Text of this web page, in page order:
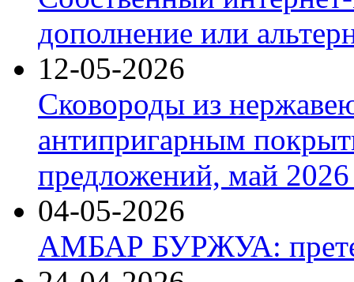
дополнение или
12-05-2026
Сковороды из
антипригарным
предложений, май 2026
04-05-2026
АМБАР БУРЖУА: